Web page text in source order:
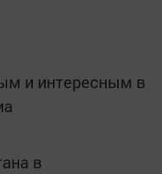
и интересным в
в